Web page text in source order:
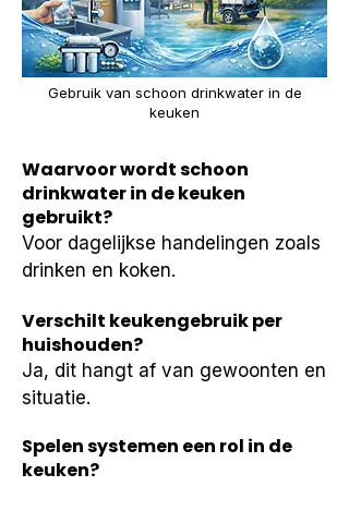
Gebruik van schoon drinkwater in de
keuken
Waarvoor wordt schoon
drinkwater in de keuken
gebruikt?
Voor dagelijkse handelingen zoals
drinken en koken.
Verschilt keukengebruik per
huishouden?
Ja, dit hangt af van gewoonten en
situatie.
Spelen systemen een rol in de
keuken?